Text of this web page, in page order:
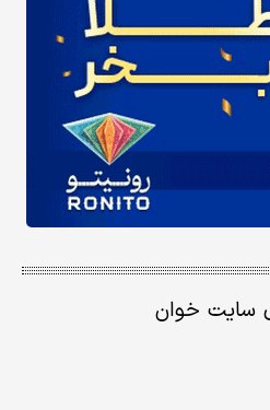
سایت خوان